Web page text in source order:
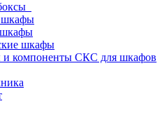
шкафы
шкафы
и компоненты СКС для шкафов